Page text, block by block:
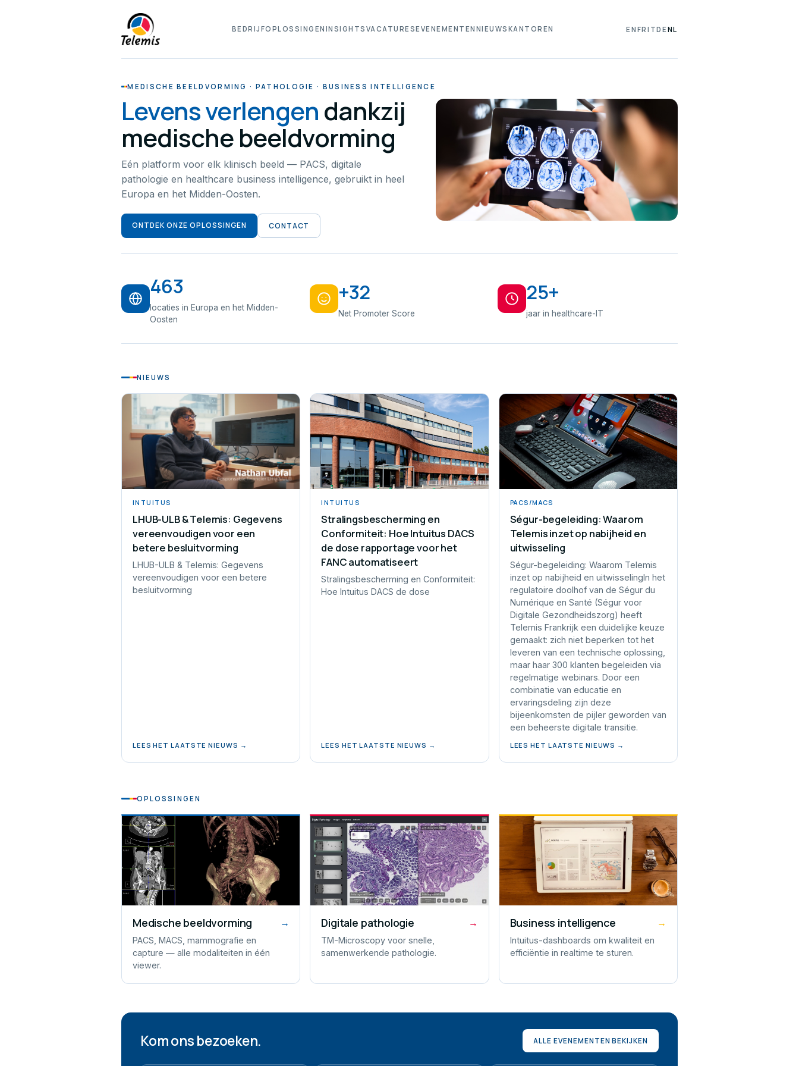
BEDRIJFOPLOSSINGEN INSIGHTS VACATURESEVENEMENTEN NIEUWS KANTOREN ENFRITDENL
MEDISCHE BEELDVORMING · PATHOLOGIE · BUSINESS INTELLIGENCE
Levens verlengendankzij
medische beeldvorming
Eén platform voor elk klinisch beeld — PACS, digitale
pathologie en healthcare business intelligence, gebruikt in heel
Europa en het Midden-Oosten.
ONTDEK ONZE OPLOSSINGEN CONTACT
463
locaties in Europa en het Midden-
Oosten
+32
Net Promoter Score
25+
jaar in healthcare-IT
NIEUWS
INTUITUS
LHUB-ULB & Telemis: Gegevens
vereenvoudigen voor een
betere besluitvorming
LHUB-ULB & Telemis: Gegevens
vereenvoudigen voor een betere
besluitvorming
LEES HET LAATSTE NIEUWS →
INTUITUS
Stralingsbescherming en
Conformiteit: Hoe Intuitus DACS
de dose rapportage voor het
FANC automatiseert
Stralingsbescherming en Conformiteit:
Hoe Intuitus DACS de dose
LEES HET LAATSTE NIEUWS →
PACS/MACS
Ségur-begeleiding: Waarom
Telemis inzet op nabijheid en
uitwisseling
Ségur-begeleiding: Waarom Telemis
inzet op nabijheid en uitwisselingIn het
regulatoire doolhof van de Ségur du
Numérique en Santé (Ségur voor
Digitale Gezondheidszorg) heeft
Telemis Frankrijk een duidelijke keuze
gemaakt: zich niet beperken tot het
leveren van een technische oplossing,
maar haar 300 klanten begeleiden via
regelmatige webinars. Door een
combinatie van educatie en
ervaringsdeling zijn deze
bijeenkomsten de pijler geworden van
een beheerste digitale transitie.
LEES HET LAATSTE NIEUWS →
OPLOSSINGEN
Medische beeldvorming →
PACS, MACS, mammografie en
capture — alle modaliteiten in één
viewer.
Digitale pathologie →
TM-Microscopy voor snelle,
samenwerkende pathologie.
Business intelligence →
Intuitus-dashboards om kwaliteit en
efficiëntie in realtime te sturen.
Kom ons bezoeken. ALLE EVENEMENTEN BEKIJKEN